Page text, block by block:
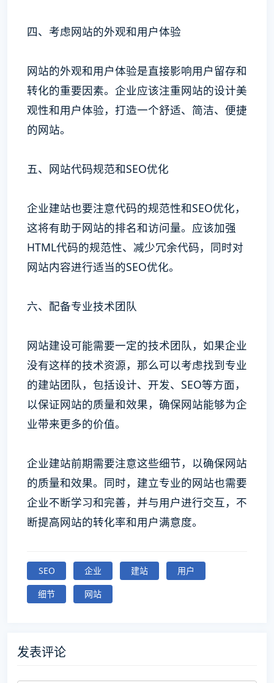
四、考虑网站的外观和用户体验
网站的外观和用户体验是直接影响用户留存和
转化的重要因素。企业应该注重网站的设计美
观性和用户体验，打造一个舒适、简洁、便捷
的网站。
五、网站代码规范和SEO优化
企业建站也要注意代码的规范性和SEO优化，
这将有助于网站的排名和访问量。应该加强
HTML代码的规范性、减少冗余代码，同时对
网站内容进行适当的SEO优化。
六、配备专业技术团队
网站建设可能需要一定的技术团队，如果企业
没有这样的技术资源，那么可以考虑找到专业
的建站团队，包括设计、开发、SEO等方面，
以保证网站的质量和效果，确保网站能够为企
业带来更多的价值。
企业建站前期需要注意这些细节，以确保网站
的质量和效果。同时，建立专业的网站也需要
企业不断学习和完善，并与用户进行交互，不
断提高网站的转化率和用户满意度。
SEO 企业 建站
用户
细节
网站
发表评论